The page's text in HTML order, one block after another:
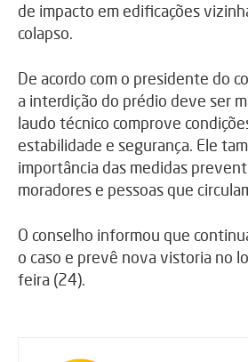
de impacto em edificações
colapso.
De acordo com o presidente do
a interdição do prédio deve ser
laudo técnico comprove
estabilidade e segurança. Ele
importância das medidas
moradores e pessoas que
O conselho informou que
o caso e prevê nova vistoria no
feira (24).